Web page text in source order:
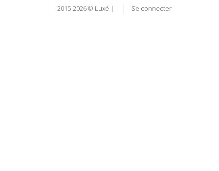
2015-2026 © Luxé | Se connecter